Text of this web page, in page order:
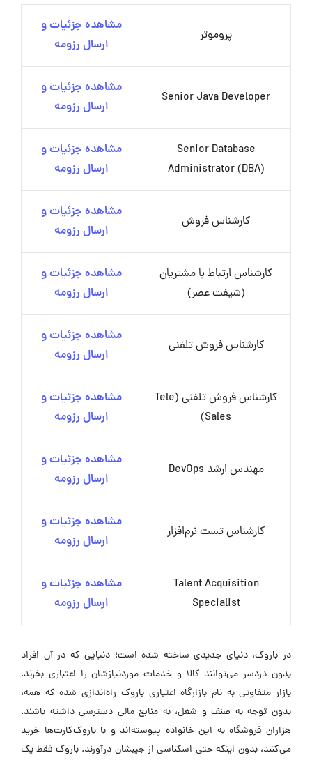
پروموتر
مشاهده جزئیات و
ارسال رزومه
Senior Java Developer
مشاهده جزئیات و
ارسال رزومه
Senior Database
Administrator (DBA)
مشاهده جزئیات و
ارسال رزومه
کارشناس فروش
مشاهده جزئیات و
ارسال رزومه
کارشناس ارتباط با مشتریان
(شیفت عصر)
مشاهده جزئیات و
ارسال رزومه
کارشناس فروش تلفنی
مشاهده جزئیات و
ارسال رزومه
کارشناس فروش تلفنی (Tele
Sales)
مشاهده جزئیات و
ارسال رزومه
مهندس ارشد DevOps
مشاهده جزئیات و
ارسال رزومه
کارشناس تست نرم‌افزار
مشاهده جزئیات و
ارسال رزومه
Talent Acquisition
Specialist
مشاهده جزئیات و
ارسال رزومه
در باروک، دنیای جدیدی ساخته شده است؛ دنیایی که در آن افراد
بدون دردسر می‌توانند کالا و خدمات موردنیازشان را اعتباری بخرند.
بازار متفاوتی به نام بازارگاه اعتباری باروک راه‌اندازی شده که همه،
بدون توجه به صنف و شغل، به منابع مالی دسترسی داشته باشند.
هزاران فروشگاه به این خانواده پیوسته‌اند و با باروک‌کارت‌ها خرید
می‌کنند، بدون اینکه حتی اسکناسی از جیبشان درآورند. باروک فقط یک